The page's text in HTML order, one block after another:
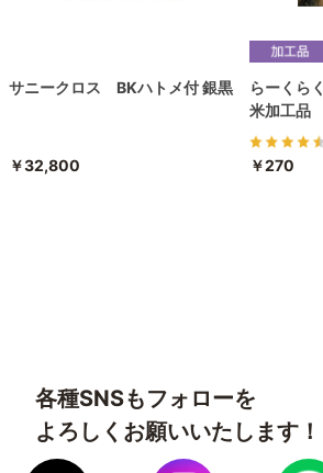
サニークロス BKハトメ付 銀黒
￥32,800
らーくら
米加工品
￥270
各種SNSもフォローを
よろしくお願いいたします！